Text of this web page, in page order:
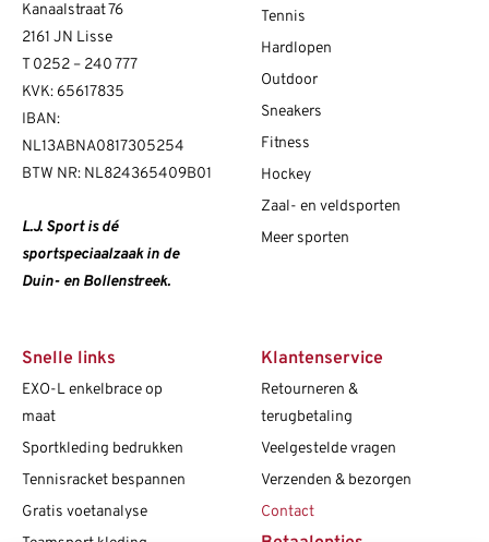
Kanaalstraat 76
2161 JN Lisse
T0252 – 240 777
KVK: 65617835
IBAN:
NL13ABNA0817305254
BTW NR: NL824365409B01
L.J. Sport is dé
sportspeciaalzaak in de
Duin- en Bollenstreek.
Tennis
Hardlopen
Outdoor
Sneakers
Fitness
Hockey
Zaal- en veldsporten
Meer sporten
Snelle links
EXO-L enkelbrace op
maat
Sportkleding bedrukken
Tennisracket bespannen
Gratis voetanalyse
Klantenservice
Retourneren &
terugbetaling
Veelgestelde vragen
Verzenden & bezorgen
Contact